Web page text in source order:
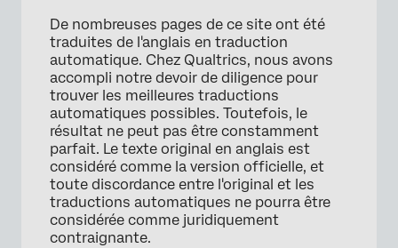
De nombreuses pages de ce site ont été
traduites de l'anglais en traduction
automatique. Chez Qualtrics, nous avons
accompli notre devoir de diligence pour
trouver les meilleures traductions
automatiques possibles. Toutefois, le
résultat ne peut pas être constamment
parfait. Le texte original en anglais est
considéré comme la version officielle, et
toute discordance entre l'original et les
traductions automatiques ne pourra être
considérée comme juridiquement
contraignante.